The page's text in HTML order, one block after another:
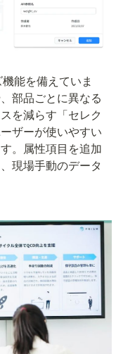
能を備えていま
部品ごとに異なる
を減らす「セレク
ザーが使いやすい
。属性項目を追加
現場手動のデータ